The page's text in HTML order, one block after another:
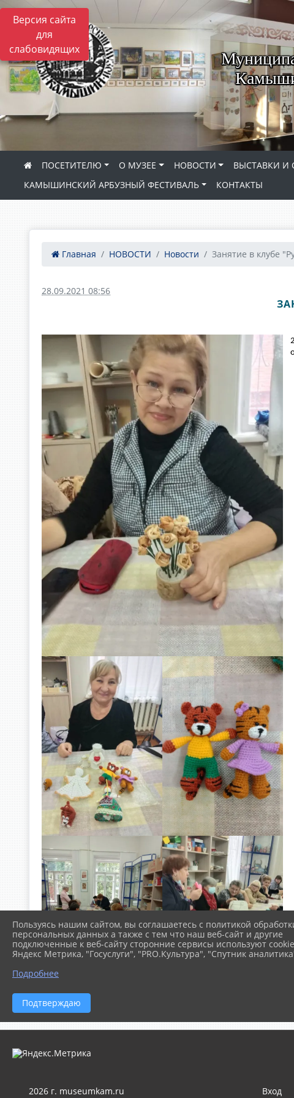
Версия сайта
для
слабовидящих
ПОСЕТИТЕЛЮ О МУЗЕЕ НОВОСТИ ВЫСТАВКИ И
КАМЫШИНСКИЙ АРБУЗНЫЙ ФЕСТИВАЛЬ
КОНТАКТЫ
Главная НОВОСТИ Новости Занятие в клубе
28.09.2021 08:56
2026 г. museumkam.ru Вход
Пользуясь нашим сайтом, вы соглашаетесь с политикой
персональных данных а также с тем что наш веб-сайт и другие
подключенные к веб-сайту сторонние сервисы используют
Яндекс Метрика, "Госуслуги", "PRO.Культура", "Спутник
Подробнее
Подтверждаю